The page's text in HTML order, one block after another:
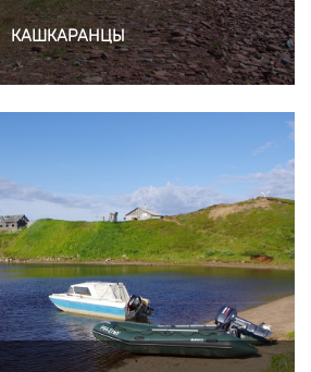
КАШКАРАНЦЫ